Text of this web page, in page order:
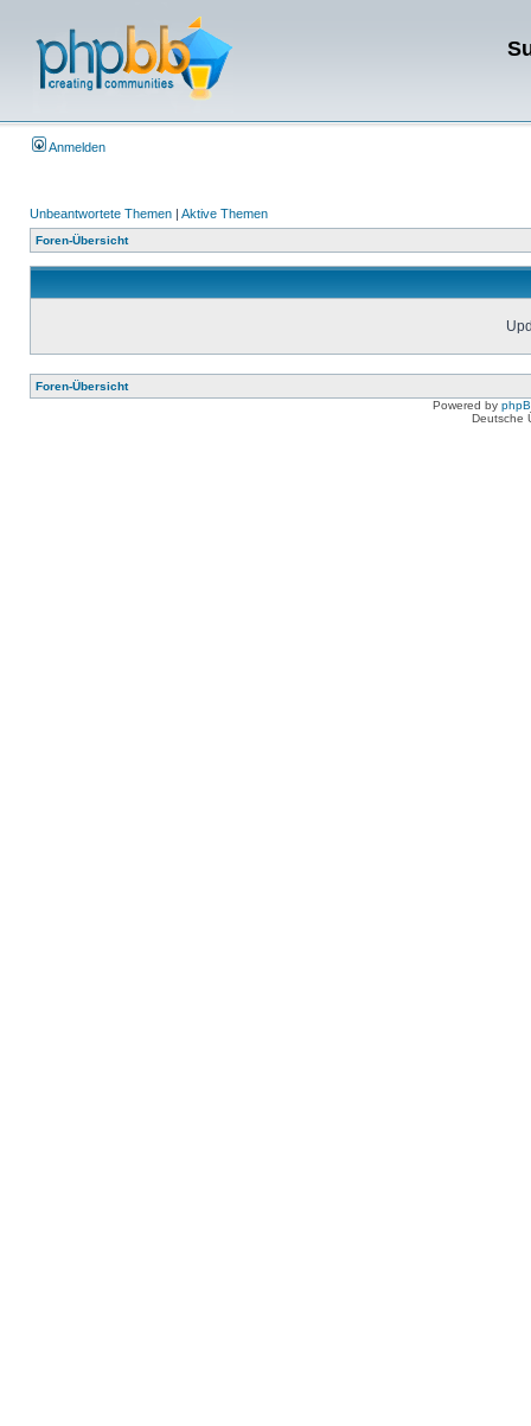
Anmelden
Unbeantwortete Themen | Aktive Themen
Foren-Übersicht
Foren-Übersicht
Powered by
Deutsche